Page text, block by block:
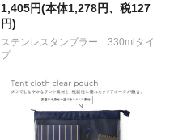
1,405円(本体1,278円、税127
円)
ステンレスタンブラー 330mlタイ
プ